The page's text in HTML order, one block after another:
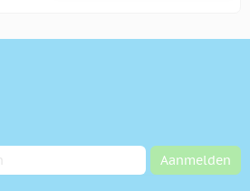
Aanmelden